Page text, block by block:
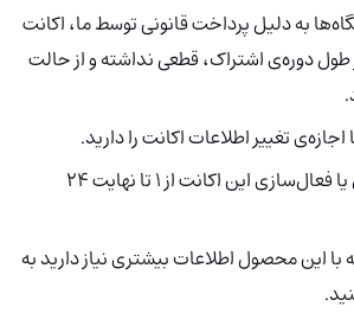
به دلیل پرداخت قانونی توسط ما، اکانت
دوره‌ی اشتراک، قطعی نداشته و از حالت
تغییر اطلاعات اکانت را دارید.
حداکثر زمان ارسال یا فعال‌سازی این اکانت از 1 تا نهایت 24
با این محصول اطلاعات بیشتری نیاز دارید به